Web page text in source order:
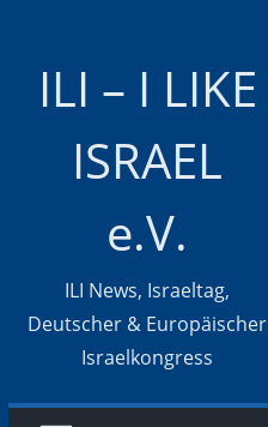
ILI – I LIKE
ISRAEL
e.V.
ILI News, Israeltag,
Deutscher & Europäischer
Israelkongress